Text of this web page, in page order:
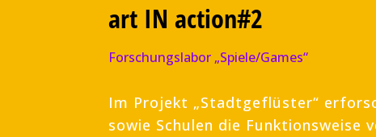
art IN action#2
Forschungslabor „Spiele/Games“
Im Projekt „Stadtgeflüster“
sowie Schulen die Funktionsweise